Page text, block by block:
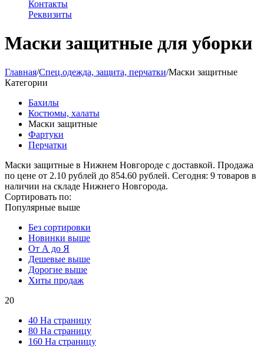
Контакты
Реквизиты
Маски защитные для уборки
Главная/Спец.одежда, защита, перчатки/Маски защитные
Категории
Бахилы
Костюмы, халаты
Маски защитные
Фартуки
Перчатки
Маски защитные в Нижнем Новгороде с доставкой. Продажа
по цене от 2.10 рублей до 854.60 рублей. Сегодня: 9 товаров в
наличии на складе Нижнего Новгорода.
Сортировать по:
Популярные выше
Без сортировки
Новинки выше
От А до Я
Дешевые выше
Дорогие выше
Хиты продаж
20
40 На страницу
80 На страницу
160 На страницу